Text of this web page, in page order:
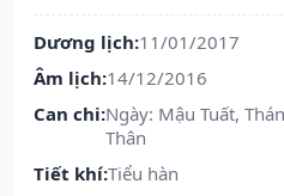
Dương lịch:11/01/2017
Âm lịch:14/12/2016
Can chi:Ngày: Mậu Tuất,
Thân
Tiết khí:Tiểu hàn